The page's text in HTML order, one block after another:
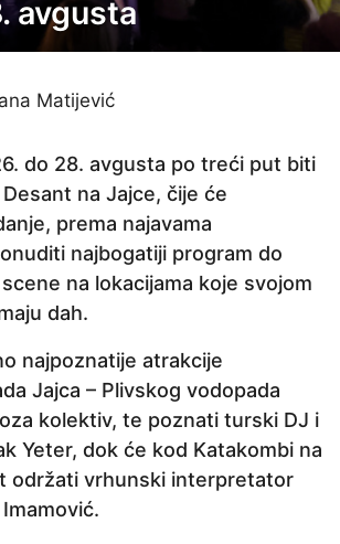
avgusta
Matijević
do 28. avgusta po treći put biti
na Jajce, čije će
prema najavama
najbogatiji program do
na lokacijama koje svojom
dah.
najpoznatije atrakcije
Jajca – Plivskog vodopada
kolektiv, te poznati turski DJ i
Yeter, dok će kod Katakombi na
održati vrhunski interpretator